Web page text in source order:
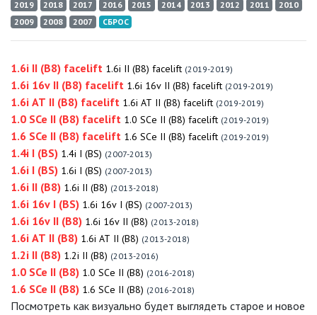
2019 2018 2017 2016 2015 2014 2013 2012 2011
2010
2009
2008 2007 СБРОС
1.6i II (B8) facelift 1.6i II (B8) facelift (2019-2019)
1.6i 16v II (B8) facelift 1.6i 16v II (B8) facelift (2019-2019)
1.6i AT II (B8) facelift 1.6i AT II (B8) facelift (2019-2019)
1.0 SCe II (B8) facelift 1.0 SCe II (B8) facelift (2019-2019)
1.6 SCe II (B8) facelift 1.6 SCe II (B8) facelift (2019-2019)
1.4i I (BS) 1.4i I (BS) (2007-2013)
1.6i I (BS) 1.6i I (BS) (2007-2013)
1.6i II (B8) 1.6i II (B8) (2013-2018)
1.6i 16v I (BS) 1.6i 16v I (BS) (2007-2013)
1.6i 16v II (B8) 1.6i 16v II (B8) (2013-2018)
1.6i AT II (B8) 1.6i AT II (B8) (2013-2018)
1.2i II (B8) 1.2i II (B8) (2013-2016)
1.0 SCe II (B8) 1.0 SCe II (B8) (2016-2018)
1.6 SCe II (B8) 1.6 SCe II (B8) (2016-2018)
Посмотреть как визуально будет выглядеть старое и новое